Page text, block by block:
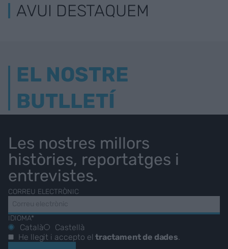
AVUI DESTAQUEM
EL NOSTRE
BUTLLETÍ
Les nostres millors
històries, reportatges i
entrevistes.
CORREU ELECTRÒNIC
IDIOMA*
Català
Castellà
He llegit i accepto eltractament de dades